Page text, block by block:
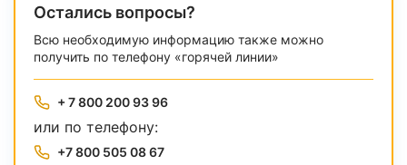
Остались вопросы?
Всю необходимую информацию также можно
получить по телефону «горячей линии»
+ 7 800 200 93 96
или по телефону:
+7 800 505 08 67